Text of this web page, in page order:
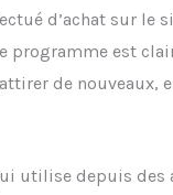
d’achat sur le
programme est
de nouveaux,
utilise depuis des